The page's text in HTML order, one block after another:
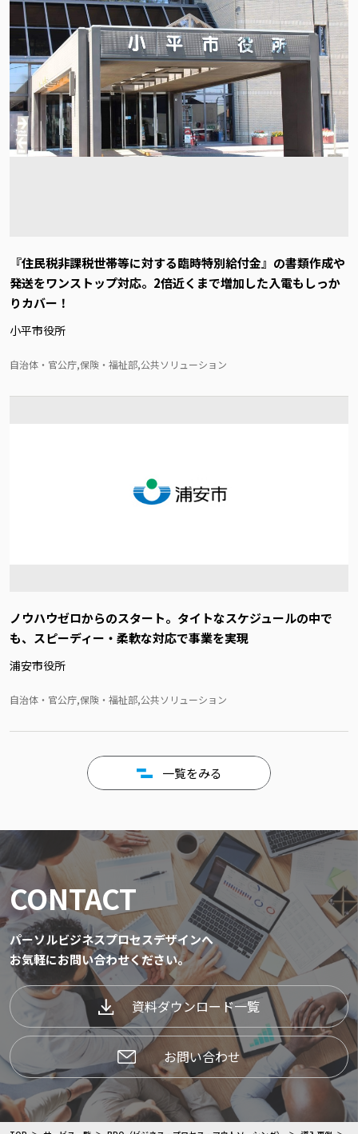
『住民税非課税世帯等に対する臨時特別給付金』の書類作成や
発送をワンストップ対応。2倍近くまで増加した入電もしっか
りカバー！
小平市役所
自治体・官公庁,保険・福祉部,公共ソリューション
ノウハウゼロからのスタート。タイトなスケジュールの中で
も、スピーディー・柔軟な対応で事業を実現
浦安市役所
自治体・官公庁,保険・福祉部,公共ソリューション
一覧をみる
CONTACT
パーソルビジネスプロセスデザインへ
お気軽にお問い合わせください。
資料ダウンロード一覧
お問い合わせ